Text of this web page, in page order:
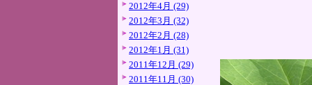
2012年4月 (29)
2012年3月 (32)
2012年2月 (28)
2012年1月 (31)
2011年12月 (29)
2011年11月 (30)